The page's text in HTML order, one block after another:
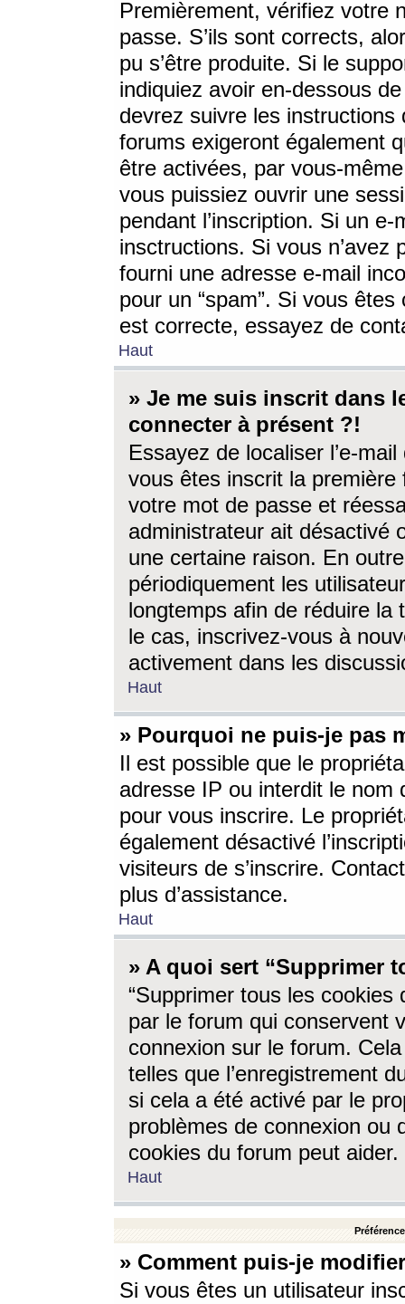
Premièrement, vérifiez votre
passe. S’ils sont corrects,
pu s’être produite. Si le
indiquiez avoir en-dessous
devrez suivre les
forums exigeront également
être activées, par vous-
vous puissiez ouvrir une
pendant l’inscription. Si un
insctructions. Si vous n’avez
fourni une adresse e-mail
pour un “spam”. Si vous
est correcte, essayez de
Haut
» Je me suis inscrit dans
connecter à présent ?!
Essayez de localiser l’e-
vous êtes inscrit la première
votre mot de passe et
administrateur ait désactivé
une certaine raison. En
périodiquement les
longtemps afin de réduire la
le cas, inscrivez-vous à
activement dans les
Haut
» Pourquoi ne puis-je pas
Il est possible que le
adresse IP ou interdit le nom
pour vous inscrire. Le
également désactivé
visiteurs de s’inscrire.
plus d’assistance.
Haut
» A quoi sert “Supprimer
“Supprimer tous les cookies
par le forum qui conservent
connexion sur le forum.
telles que l’enregistrement
si cela a été activé par le
problèmes de connexion ou
cookies du forum peut aider.
Haut
» Comment puis-je
Si vous êtes un utilisateur